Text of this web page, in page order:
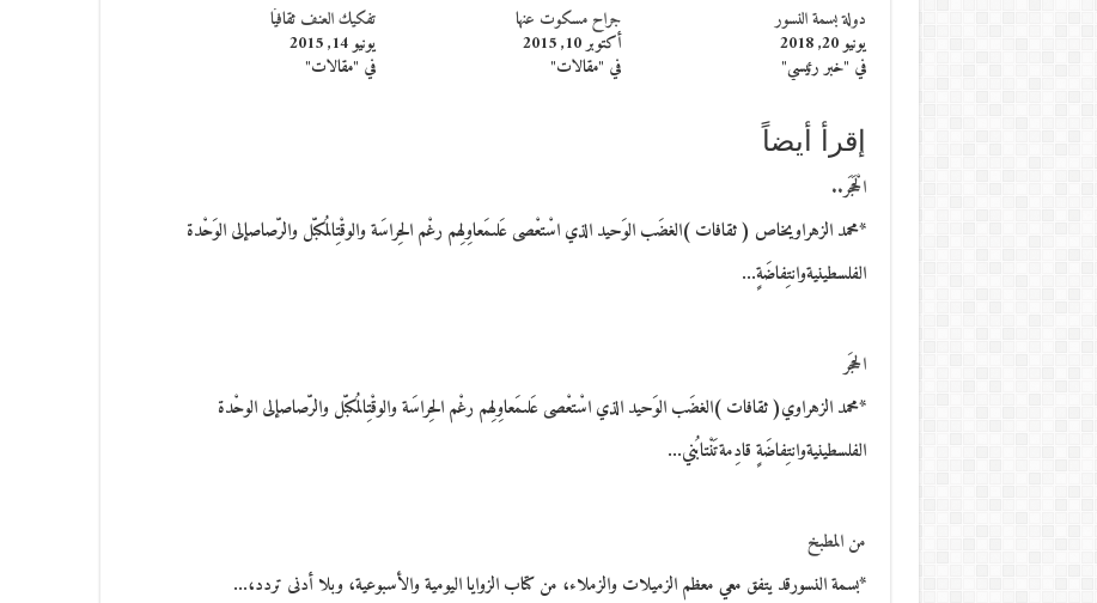
دولة بسمة النسور
يونيو 20, 2018
في "خبر رئيسي"
جراح مسكوت عنها
أكتوبر 10, 2015
في "مقالات"
تفكيك العنف ثقافيًا
يونيو 14, 2015
في "مقالات"
إقرأ أيضاً
الْحَجَر..
*محمد الزهراويخاص ( ثقافات )الغضَب الوَحيد الذي اسْتعْصى عَلىمَعاوِلِهم رغْم الحِراسَة والوقْتِالمُكبّل والرّصاصإلى الوَحْدة
الفلسطينيةوانتِفاضَةٍ…
الحجَر
*محمد الزهراوي( ثقافات )الغضَب الوَحيد الذي اسْتعْصى عَلىمَعاوِلِهم رغْم الحِراسَة والوقْتِالمُكبّل والرّصاصإلى الوحْدة
الفلسطينيةوانتِفاضَةٍ قادِمةتَنْتابُني…
من المطبخ
*بسمة النسورقد يتفق معي معظم الزميلات والزملاء، من كتاب الزوايا اليومية والأسبوعية، وبلا أدنى تردد،…